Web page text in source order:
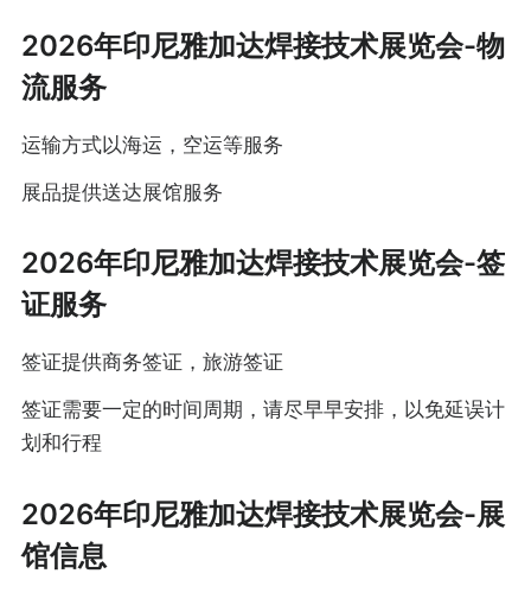
2026年印尼雅加达焊接技术展览会-物
流服务
运输方式以海运，空运等服务
展品提供送达展馆服务
2026年印尼雅加达焊接技术展览会-签
证服务
签证提供商务签证，旅游签证
签证需要一定的时间周期，请尽早早安排，以免延误计
划和行程
2026年印尼雅加达焊接技术展览会-展
馆信息